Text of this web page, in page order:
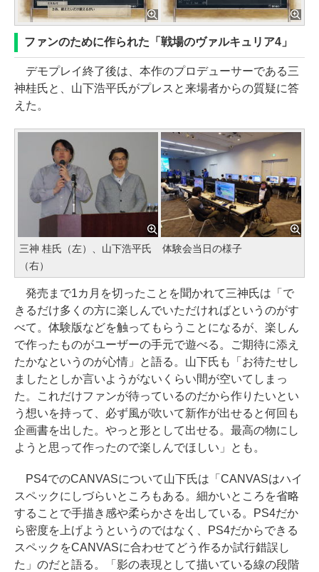
ファンのために作られた「戦場のヴァルキュリア4」
デモプレイ終了後は、本作のプロデューサーである三
神桂氏と、山下浩平氏がプレスと来場者からの質疑に答
えた。
三神 桂氏（左）、山下浩平氏
（右）
体験会当日の様子
発売まで1カ月を切ったことを聞かれて三神氏は「で
きるだけ多くの方に楽しんでいただければというのがす
べて。体験版などを触ってもらうことになるが、楽しん
で作ったものがユーザーの手元で遊べる。ご期待に添え
たかなというのが心情」と語る。山下氏も「お待たせし
ましたとしか言いようがないくらい間が空いてしまっ
た。これだけファンが待っているのだから作りたいとい
う想いを持って、必ず風が吹いて新作が出せると何回も
企画書を出した。やっと形として出せる。最高の物にし
ようと思って作ったので楽しんでほしい」とも。
PS4でのCANVASについて山下氏は「CANVASはハイ
スペックにしづらいところもある。細かいところを省略
することで手描き感や柔らかさを出している。PS4だか
ら密度を上げようというのではなく、PS4だからできる
スペックをCANVASに合わせてどう作るか試行錯誤し
た」のだと語る。「影の表現として描いている線の段階